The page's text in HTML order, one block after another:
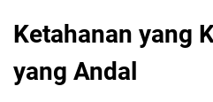
Ketahanan yang
yang Andal